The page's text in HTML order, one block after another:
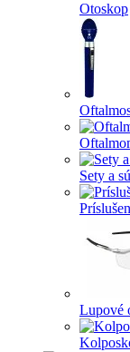
Otoskop
Sety a
Lupové